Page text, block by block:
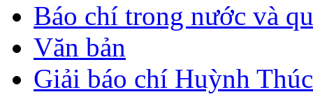
Báo chí trong nước và
Văn bản
Giải báo chí Huỳnh